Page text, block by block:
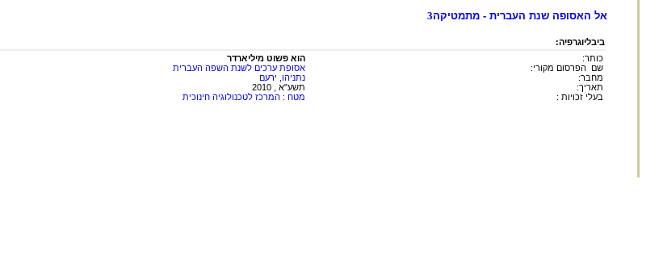
אל האסופה שנת העברית - מתמטיקה3
ביבליוגרפיה:
כותר:
הוא פשוט מיליארדר
שם הפרסום מקורי:
אסופת ערכים לשנת השפה העברית
מחבר:
נתניהו, ירעם
תאריך:
תשע"א , 2010
בעלי זכויות :
מטח : המרכז לטכנולוגיה חינוכית